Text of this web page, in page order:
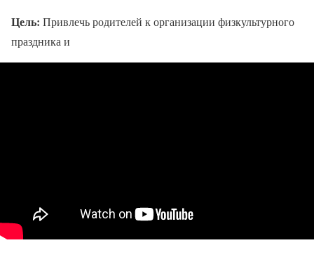
Цель: Привлечь родителей к организации физкультурного
праздника и